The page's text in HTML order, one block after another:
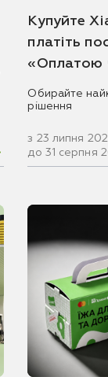
Купуйте
платіть
«Оплатою
Обирайте
рішення
з 23 липня
до 31 серпня